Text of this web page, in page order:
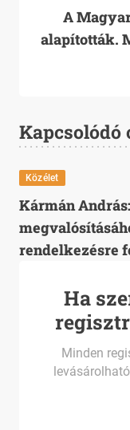
A
alapították.
Kapcsolódó
Közélet
Kármán
rendelkezésre
Ha
Minden